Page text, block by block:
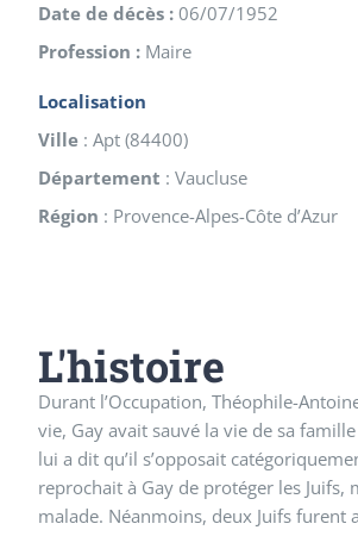
Date de décès : 06/07/1952
Profession : Maire
Localisation
Ville : Apt (84400)
Département : Vaucluse
Région : Provence-Alpes-Côte d’Azur
L'histoire
Durant l’Occupation, Théophile-
vie, Gay avait sauvé la vie de sa
lui a dit qu’il s’opposait
reprochait à Gay de protéger les
malade. Néanmoins, deux Juifs furent